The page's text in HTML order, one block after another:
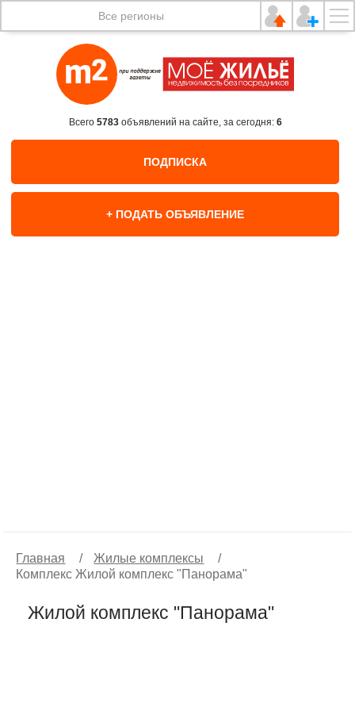
Все регионы
Всего 5783объявлений на сайте, за сегодня: 6
ПОДПИСКА
+ ПОДАТЬ ОБЪЯВЛЕНИЕ
Главная / Жилые комплексы
/
Комплекс Жилой комплекс "Панорама"
Жилой комплекс "Панорама"